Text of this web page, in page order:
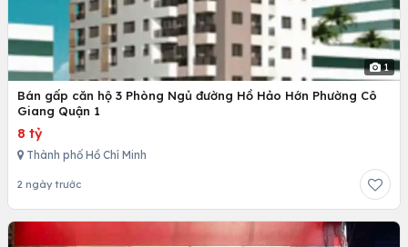
1
Bán gấp căn hộ 3 Phòng Ngủ đường Hồ Hảo Hớn Phường Cô
Giang Quận 1
8 tỷ
Thành phố Hồ Chí Minh
2 ngày trước